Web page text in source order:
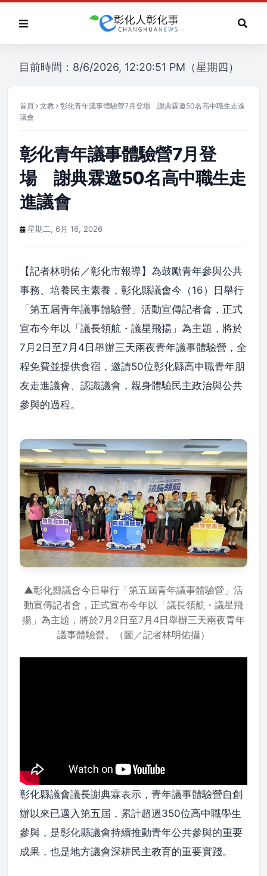
目前時間：8/6/2026, 12:20:51 PM（星期四）
首頁 文教
彰化青年議事體驗營7月登場 謝典霖邀50名高中職生走進
議會
彰化青年議事體驗營7月登
場 謝典霖邀50名高中職生走
進議會
星期二, 6月 16, 2026
【記者林明佑／彰化市報導】為鼓勵青年參與公共
事務、培養民主素養，彰化縣議會今（16）日舉行
「第五屆青年議事體驗營」活動宣傳記者會，正式
宣布今年以「議長領航・議星飛揚」為主題，將於
7月2日至7月4日舉辦三天兩夜青年議事體驗營，全
程免費並提供食宿，邀請50位彰化縣高中職青年朋
友走進議會、認識議會，親身體驗民主政治與公共
參與的過程。
▲彰化縣議會今日舉行「第五屆青年議事體驗營」活
動宣傳記者會，正式宣布今年以「議長領航・議星飛
揚」為主題，將於7月2日至7月4日舉辦三天兩夜青年
議事體驗營。（圖／記者林明佑攝）
彰化縣議會議長謝典霖表示，青年議事體驗營自創
辦以來已邁入第五屆，累計超過350位高中職學生
參與，是彰化縣議會持續推動青年公共參與的重要
成果，也是地方議會深耕民主教育的重要實踐。